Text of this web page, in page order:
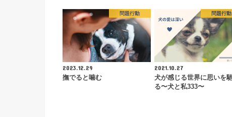
問題行動
2023.12.29
撫でると噛む
問題行動
2021.10.27
犬が感じる世界に思いを
る〜犬と私333〜